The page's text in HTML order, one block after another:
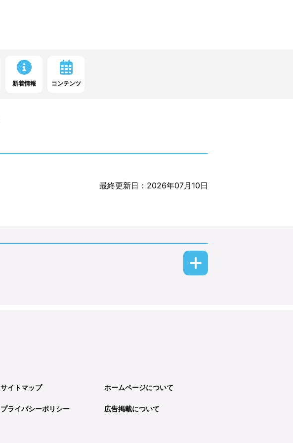
新着情報 コンテンツ
最終更新日：2026年07月10日
サイトマップ ホームページについて
プライバシーポリシー 広告掲載について